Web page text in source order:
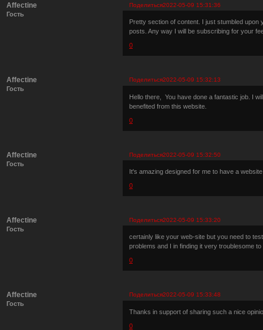
Поделиться2022-05-09 15:31:36
Affectine
Гость
Pretty section of content. I just stumbled
posts. Any way I will be subscribing for your
0
Поделиться2022-05-09 15:32:13
Affectine
Гость
Hello there, You have done a fantastic job. I
benefited from this website.
0
Поделиться2022-05-09 15:32:50
Affectine
Гость
It's amazing designed for me to have a
0
Поделиться2022-05-09 15:33:20
Affectine
Гость
certainly like your web-site but you need to
problems and I in finding it very troublesome
0
Поделиться2022-05-09 15:33:48
Affectine
Гость
Thanks in support of sharing such a nice
0